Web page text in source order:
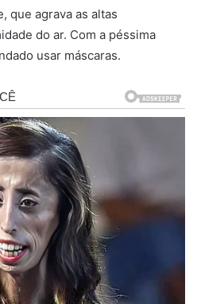
que agrava as altas
do ar. Com a péssima
usar máscaras.